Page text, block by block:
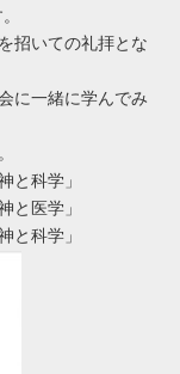
招いての礼拝とな
に一緒に学んでみ
科学」
と医学」
科学」